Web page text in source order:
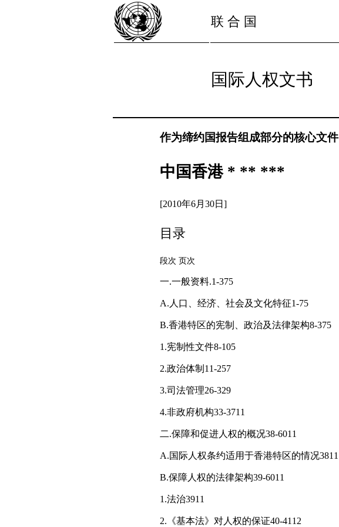
联 合 国
国际人权文书
作为缔约国报告组成部分的核心文件
中国香港 * ** ***
[2010年6月30日]
目录
段次 页次
一.一般资料.1-375
A.人口、经济、社会及文化特征1-75
B.香港特区的宪制、政治及法律架构8-375
1.宪制性文件8-105
2.政治体制11-257
3.司法管理26-329
4.非政府机构33-3711
二.保障和促进人权的概况38-6011
A.国际人权条约适用于香港特区的情况3811
B.保障人权的法律架构39-6011
1.法治3911
2.《基本法》对人权的保证40-4112